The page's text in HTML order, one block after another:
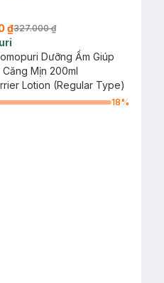
₫327.000 ₫
Dưỡng Ẩm Giúp
Căng Mịn 200ml
Lotion (Regular Type)
18%